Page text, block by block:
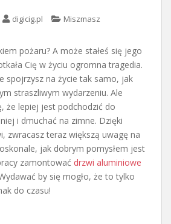
digicig.pl Miszmasz
pożaru? A może stałeś się jego
Cię w życiu ogromna tragedia.
spojrzysz na życie tak samo, jak
straszliwym wydarzeniu. Ale
że lepiej jest podchodzić do
i dmuchać na zimne. Dzięki
zwracasz teraz większą uwagę na
jak dobrym pomysłem jest
zamontować drzwi aluminiowe
by się mogło, że to tylko
do czasu!